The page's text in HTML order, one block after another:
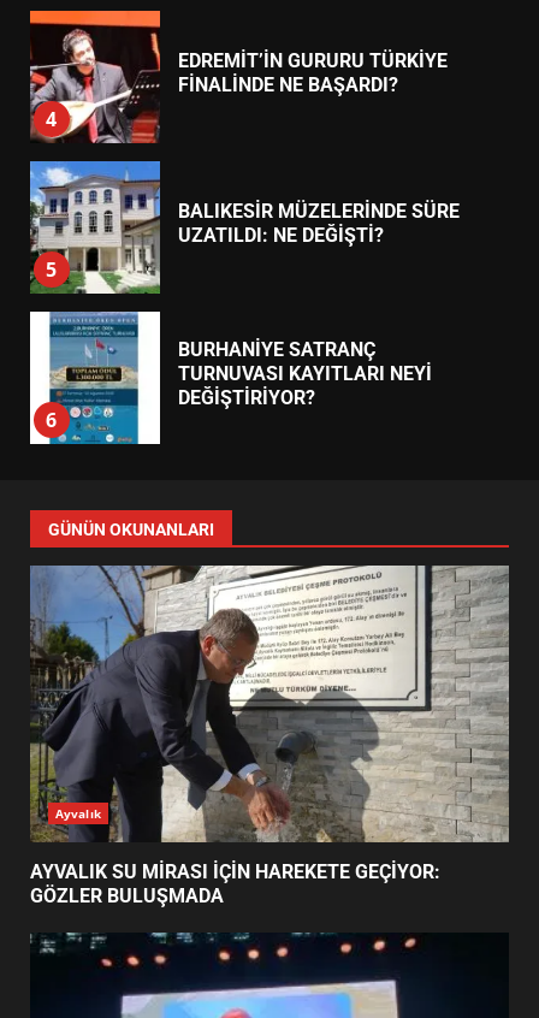
4
EDREMİT’İN GURURU TÜRKİYE
FİNALİNDE NE BAŞARDI?
5
BALIKESİR MÜZELERİNDE SÜRE
UZATILDI: NE DEĞİŞTİ?
6
BURHANİYE SATRANÇ
TURNUVASI KAYITLARI NEYİ
DEĞİŞTİRİYOR?
7
YENİ YÖNETİM NASIL
ŞEKİLLENDİ?
1
AYVALIK SU MİRASI İÇİN
HAREKETE GEÇİYOR: GÖZLER
BULUŞMADA
2
ESA 2026’DA TÜRK BAHARATI
NEYİ TEMSİL ETTİ?
EİB’DE KRİTİK ATAMA:
SÜRDÜRÜLEBİLİRLİKTE NE
DEĞİŞECEK?
GÜNÜN OKUNANLARI
Ayvalık
AYVALIK SU MİRASI İÇİN HAREKETE GEÇİYOR:
GÖZLER BULUŞMADA